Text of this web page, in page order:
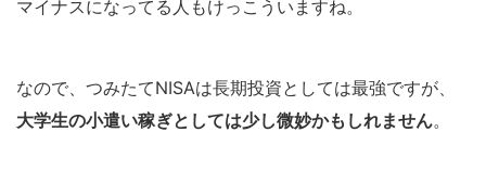
マイナスになってる人もけっこういますね。
なので、つみたてNISAは長期投資としては最強ですが、
大学生の小遣い稼ぎとしては少し微妙かもしれません。